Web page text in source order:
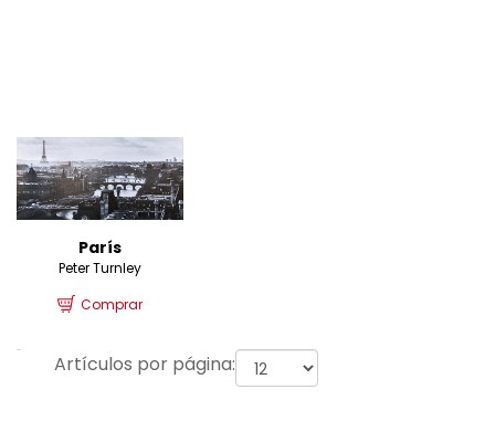
París
Peter Turnley
Comprar
Artículos por página: